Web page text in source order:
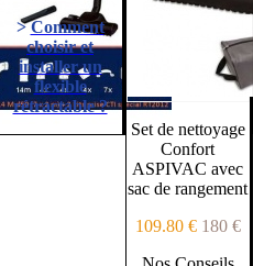
>Comment
choisir et
installer un
flexible
rétractable ?
Set de nettoyage
Confort
ASPIVAC avec
sac de rangement
109.80 € 180 €